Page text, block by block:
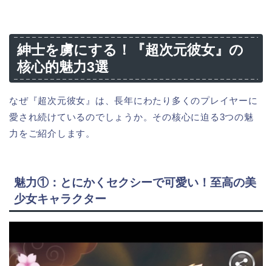
紳士を虜にする！『超次元彼女』の
核心的魅力3選
なぜ『超次元彼女』は、長年にわたり多くのプレイヤーに
愛され続けているのでしょうか。その核心に迫る3つの魅
力をご紹介します。
魅力①：とにかくセクシーで可愛い！至高の美
少女キャラクター